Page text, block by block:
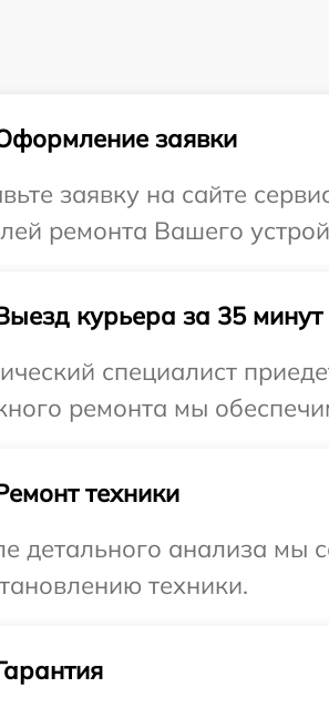
заявки
заявку на сайте
ремонта Вашего
курьера за 35 минут
специалист
ремонта мы
техники
детального анализа мы
техники.